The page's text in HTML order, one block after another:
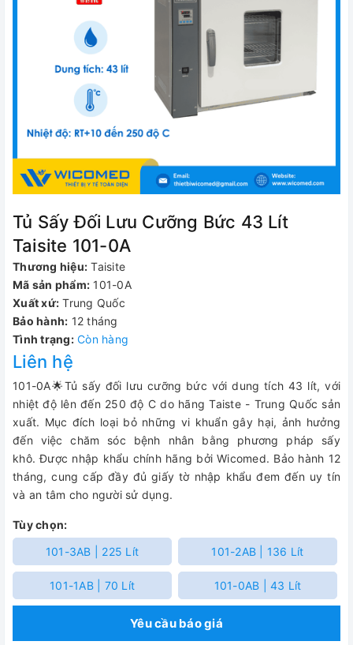
Tủ Sấy Đối Lưu Cưỡng Bức 43 Lít
Taisite 101-0A
Thương hiệu: Taisite
Mã sản phẩm: 101-0A
Xuất xứ: Trung Quốc
Bảo hành: 12 tháng
Tình trạng: Còn hàng
Liên hệ
101-0A🌟Tủ sấy đối lưu cưỡng bức với dung tích 43 lít, với
nhiệt độ lên đến 250 độ C do hãng Taiste - Trung Quốc sản
xuất. Mục đích loại bỏ những vi khuẩn gây hại, ảnh hưởng
đến việc chăm sóc bệnh nhân bằng phương pháp sấy
khô. Được nhập khẩu chính hãng bởi Wicomed. Bảo hành 12
tháng, cung cấp đầy đủ giấy tờ nhập khẩu đem đến uy tín
và an tâm cho người sử dụng.
Tùy chọn:
101-3AB | 225 Lít
101-2AB | 136 Lít
101-1AB | 70 Lít 101-0AB | 43 Lít
Yêu cầu báo giá